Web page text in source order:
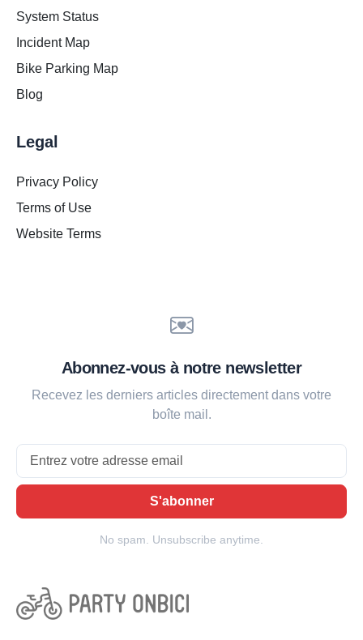
System Status
Incident Map
Bike Parking Map
Blog
Legal
Privacy Policy
Terms of Use
Website Terms
Abonnez-vous à notre newsletter
Recevez les derniers articles directement dans votre
boîte mail.
Email
S'abonner
No spam. Unsubscribe anytime.